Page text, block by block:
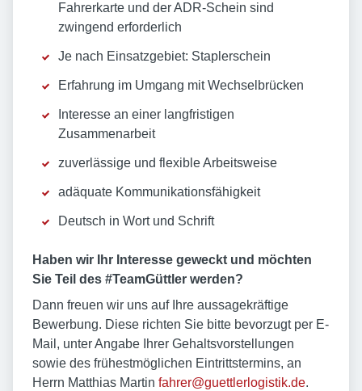
Fahrerkarte und der ADR-Schein sind
zwingend erforderlich
Je nach Einsatzgebiet: Staplerschein
Erfahrung im Umgang mit Wechselbrücken
Interesse an einer langfristigen
Zusammenarbeit
zuverlässige und flexible Arbeitsweise
adäquate Kommunikationsfähigkeit
Deutsch in Wort und Schrift
Haben wir Ihr Interesse geweckt und möchten
Sie Teil des #TeamGüttler werden?
Dann freuen wir uns auf Ihre aussagekräftige
Bewerbung. Diese richten Sie bitte bevorzugt per E-
Mail, unter Angabe Ihrer Gehaltsvorstellungen
sowie des frühestmöglichen Eintrittstermins, an
Herrn Matthias Martin fahrer@guettlerlogistik.de.